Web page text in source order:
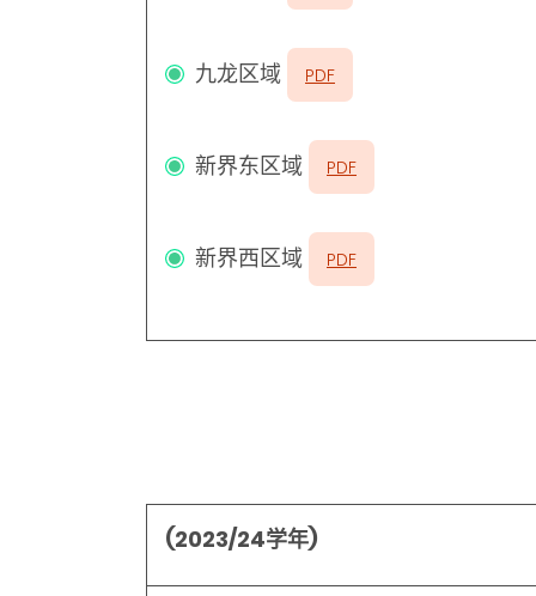
九龙区域 PDF
新界东区域 PDF
新界西区域 PDF
(2023/24学年)